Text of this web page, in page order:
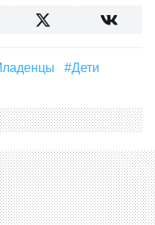
#младенцы
#дети